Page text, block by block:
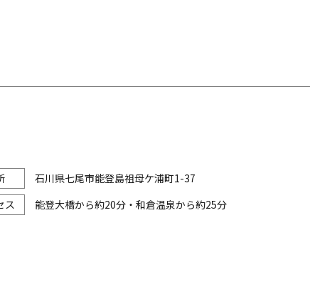
石川県七尾市能登島祖母ケ浦町1-37
能登大橋から約20分・和倉温泉から約25分